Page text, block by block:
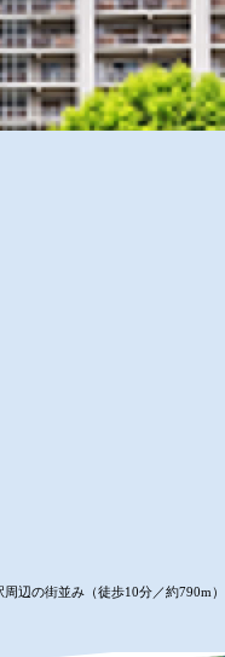
周辺の街並み（徒歩10分／約790m）